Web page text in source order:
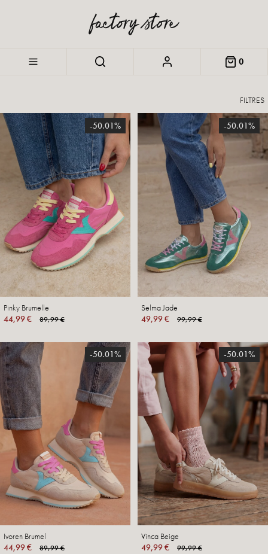
0
FILTRES
-50.01%
Pinky Brumelle
44,99 €
89,99 €
-50.01%
Selma Jade
49,99 €
99,99 €
-50.01%
Ivoren Brumel
44,99 €
89,99 €
-50.01%
Vinca Beige
49,99 €
99,99 €